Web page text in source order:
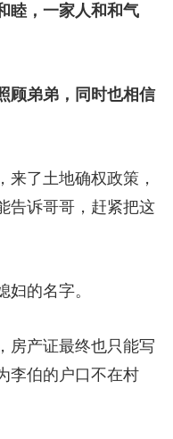
睦，一家人和和气
顾弟弟，同时也相信
来了土地确权政策，
告诉哥哥，赶紧把这
的名字。
房产证最终也只能写
李伯的户口不在村